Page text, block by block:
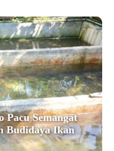
Pacu Semangat
Budidaya Ikan